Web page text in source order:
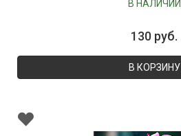
В НАЛИЧИИ
130 руб.
В КОРЗИНУ